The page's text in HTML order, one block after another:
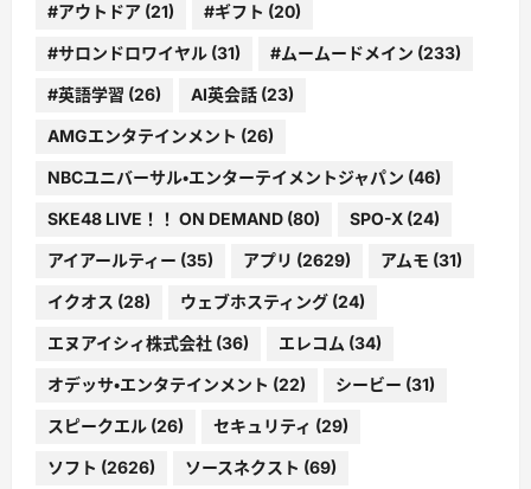
#アウトドア (21) #ギフト (20)
#サロンドロワイヤル (31) #ムームードメイン (233)
#英語学習 (26) AI英会話 (23)
AMGエンタテインメント (26)
NBCユニバーサル・エンターテイメントジャパン (46)
SKE48 LIVE！！ ON DEMAND (80) SPO-X (24)
アイアールティー (35) アプリ (2629) アムモ (31)
イクオス (28) ウェブホスティング (24)
エヌアイシィ株式会社 (36) エレコム (34)
オデッサ・エンタテインメント (22) シービー (31)
スピークエル (26) セキュリティ (29)
ソフト (2626) ソースネクスト (69)